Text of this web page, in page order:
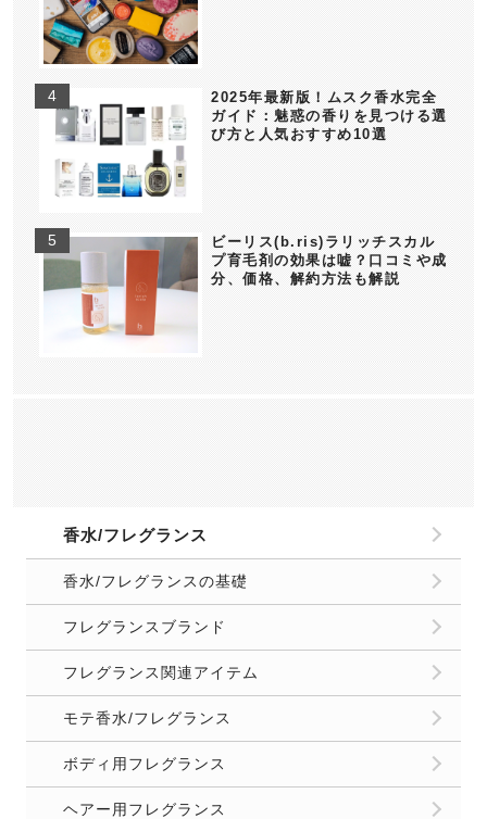
2025年最新版！ムスク香水完全
ガイド：魅惑の香りを見つける選
び方と人気おすすめ10選
ビーリス(b.ris)ラリッチスカル
プ育毛剤の効果は嘘？口コミや成
分、価格、解約方法も解説
香水/フレグランス
香水/フレグランスの基礎
フレグランスブランド
フレグランス関連アイテム
モテ香水/フレグランス
ボディ用フレグランス
ヘアー用フレグランス